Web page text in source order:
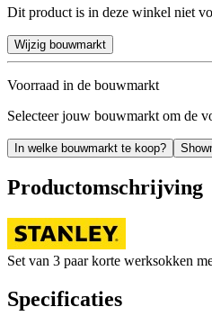
Dit product is in deze winkel niet
Wijzig bouwmarkt
Voorraad in de bouwmarkt
Selecteer jouw bouwmarkt om de
In welke bouwmarkt te koop?
Productomschrijving
Set van 3 paar korte werksokken
Specificaties